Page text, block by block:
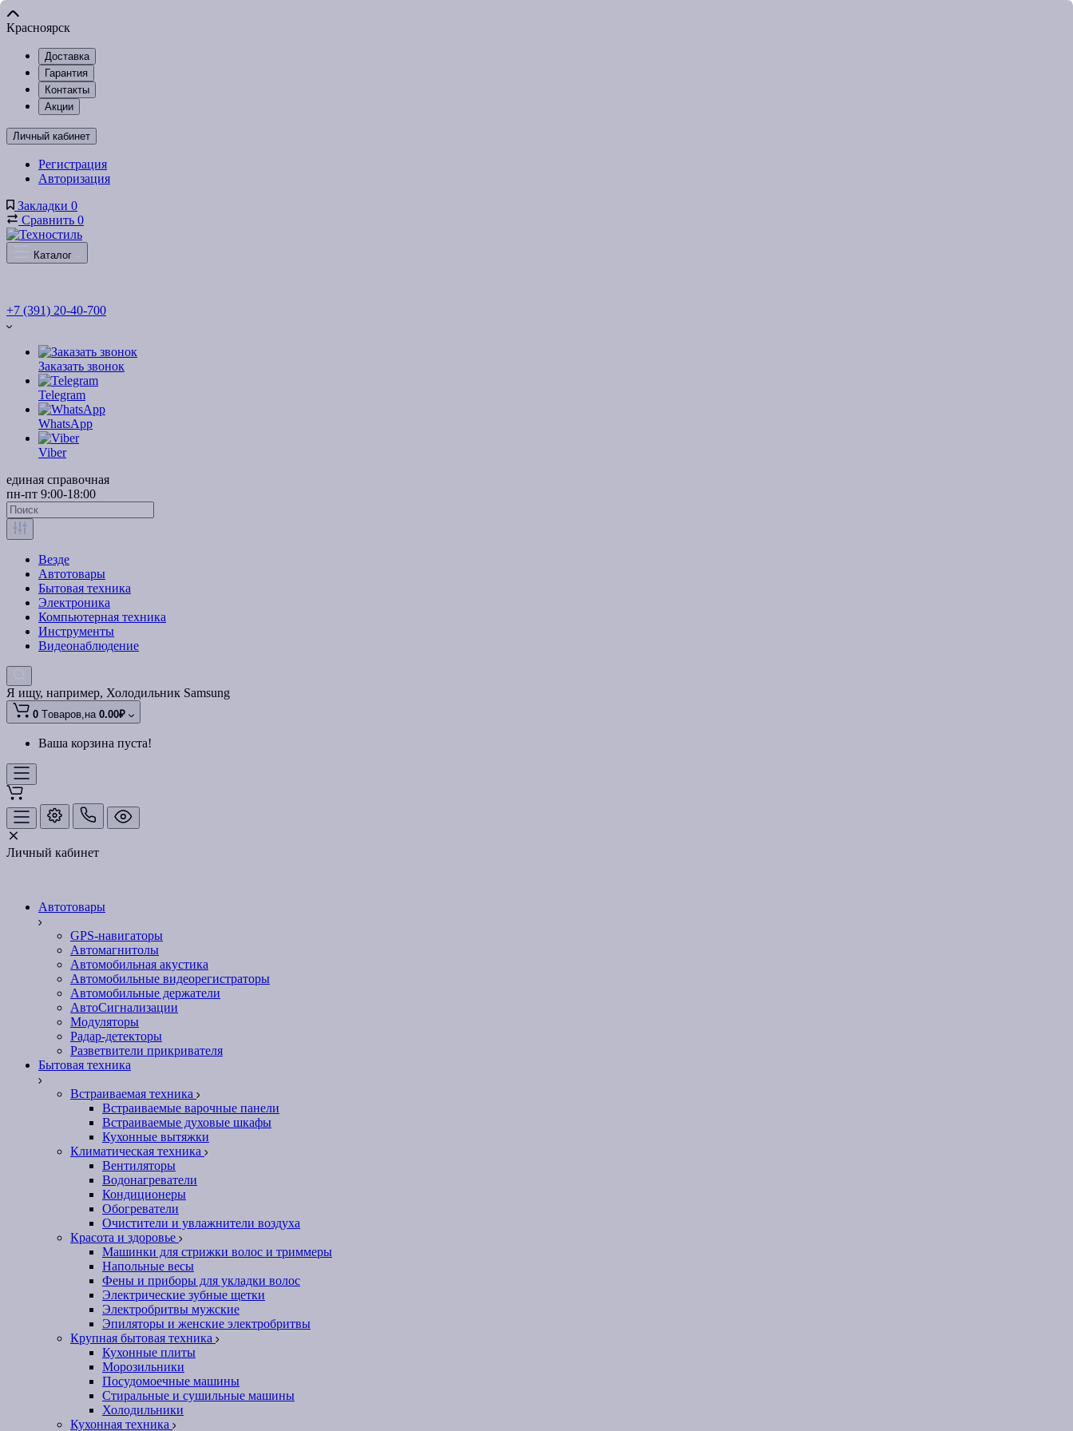
Красноярск
Доставка
Гарантия
Контакты
Акции
Личный кабинет
Регистрация
Авторизация
Закладки 0
Сравнить 0
Каталог
+7 (391) 20-40-700
Заказать звонок
Telegram
WhatsApp
Viber
единая справочная
пн-пт 9:00-18:00
Везде
Автотовары
Бытовая техника
Электроника
Компьютерная техника
Инструменты
Видеонаблюдение
Я ищу, например, Холодильник Samsung
0 Tоваров,на 0.00₽
Ваша корзина пуста!
Личный кабинет
Автотовары
GPS-навигаторы
Автомагнитолы
Автомобильная акустика
Автомобильные видеорегистраторы
Автомобильные держатели
АвтоСигнализации
Модуляторы
Радар-детекторы
Разветвители прикривателя
Бытовая техника
Встраиваемая техника
Встраиваемые варочные панели
Встраиваемые духовые шкафы
Кухонные вытяжки
Климатическая техника
Вентиляторы
Водонагреватели
Кондиционеры
Обогреватели
Очистители и увлажнители воздуха
Красота и здоровье
Машинки для стрижки волос и триммеры
Напольные весы
Фены и приборы для укладки волос
Электрические зубные щетки
Электробритвы мужские
Эпиляторы и женские электробритвы
Крупная бытовая техника
Кухонные плиты
Морозильники
Посудомоечные машины
Стиральные и сушильные машины
Холодильники
Кухонная техника